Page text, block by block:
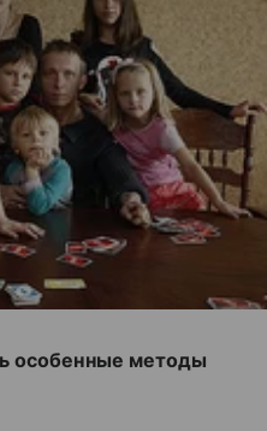
особенные методы